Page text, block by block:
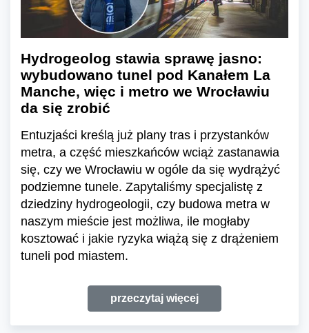
Hydrogeolog stawia sprawę jasno:
wybudowano tunel pod Kanałem La
Manche, więc i metro we Wrocławiu
da się zrobić
Entuzjaści kreślą już plany tras i przystanków
metra, a część mieszkańców wciąż zastanawia
się, czy we Wrocławiu w ogóle da się wydrążyć
podziemne tunele. Zapytaliśmy specjalistę z
dziedziny hydrogeologii, czy budowa metra w
naszym mieście jest możliwa, ile mogłaby
kosztować i jakie ryzyka wiążą się z drążeniem
tuneli pod miastem.
przeczytaj więcej